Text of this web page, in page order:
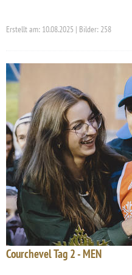
Erstellt am: 10.08.2025 | Bilder: 258
Courchevel Tag 2 - MEN